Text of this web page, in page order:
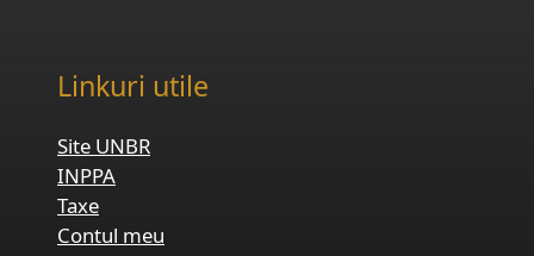
Linkuri utile
Site UNBR
INPPA
Taxe
Contul meu